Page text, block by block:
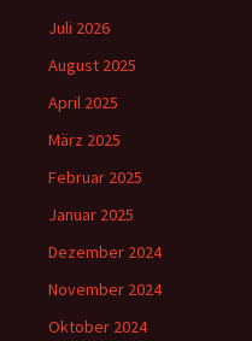
Juli 2026
August 2025
April 2025
März 2025
Februar 2025
Januar 2025
Dezember 2024
November 2024
Oktober 2024